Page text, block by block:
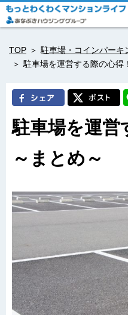
TOP
駐車場・コインパーキ
駐車場を運営する際の心得
駐車場を運営
～まとめ～